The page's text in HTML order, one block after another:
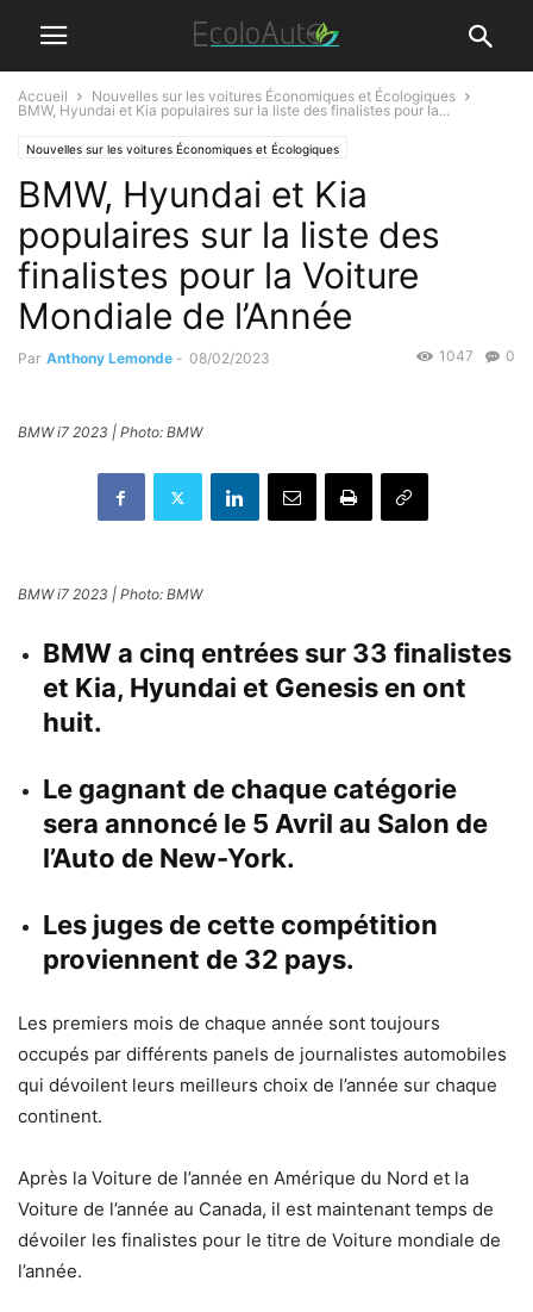
Accueil
Nouvelles sur les voitures Économiques et Écologiques
BMW, Hyundai et Kia populaires sur la liste des finalistes pour la...
Nouvelles sur les voitures Économiques et Écologiques
BMW, Hyundai et Kia
populaires sur la liste des
finalistes pour la Voiture
Mondiale de l’Année
Par Anthony Lemonde - 08/02/2023 0
1047
BMW i7 2023 | Photo: BMW
BMW i7 2023 | Photo: BMW
BMW a cinq entrées sur 33 finalistes
et Kia, Hyundai et Genesis en ont
huit.
Le gagnant de chaque catégorie
sera annoncé le 5 Avril au Salon de
l’Auto de New-York.
Les juges de cette compétition
proviennent de 32 pays.
Les premiers mois de chaque année sont toujours
occupés par différents panels de journalistes automobiles
qui dévoilent leurs meilleurs choix de l’année sur chaque
continent.
Après la Voiture de l’année en Amérique du Nord et la
Voiture de l’année au Canada, il est maintenant temps de
dévoiler les finalistes pour le titre de Voiture mondiale de
l’année.